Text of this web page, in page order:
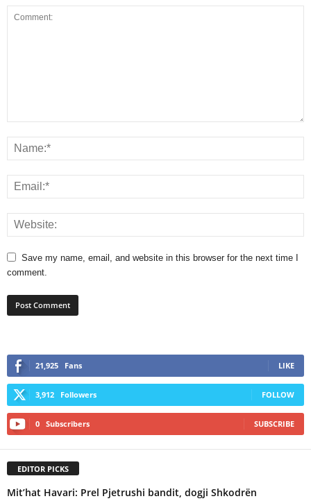
Save my name, email, and website in this browser for the next time I
comment.
21,925 Fans LIKE
3,912 Followers FOLLOW
0 Subscribers SUBSCRIBE
EDITOR PICKS
Mit’hat Havari: Prel Pjetrushi bandit, dogji Shkodrën